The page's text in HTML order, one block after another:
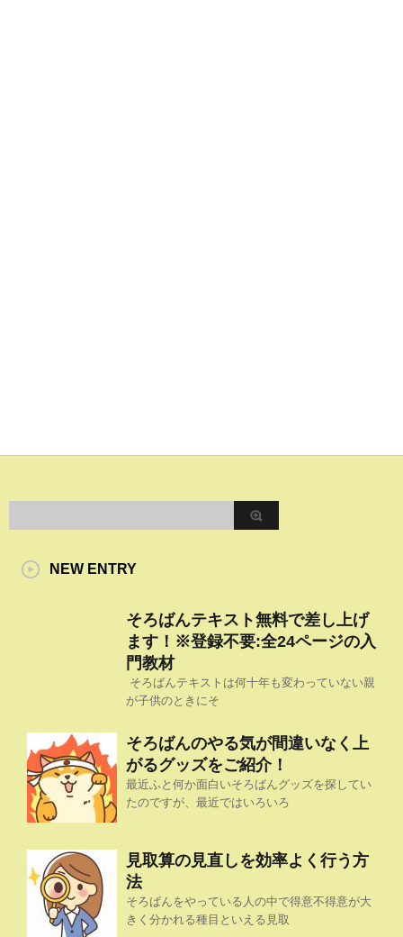
NEW ENTRY
そろばんテキスト無料で差し上げ
ます！※登録不要:全24ページの入
門教材
そろばんテキストは何十年も変わっていない親
が子供のときにそ
そろばんのやる気が間違いなく上
がるグッズをご紹介！
最近ふと何か面白いそろばんグッズを探してい
たのですが、最近ではいろいろ
見取算の見直しを効率よく行う方
法
そろばんをやっている人の中で得意不得意が大
きく分かれる種目といえる見取